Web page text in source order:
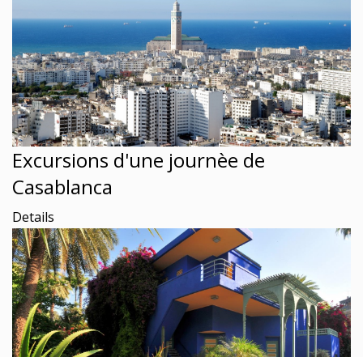
Excursions d'une journèe de
Casablanca
Details